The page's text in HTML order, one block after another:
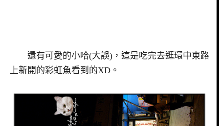
還有可愛的小哈(大誤)，這是吃完去逛環中東路
上新開的彩虹魚看到的XD。